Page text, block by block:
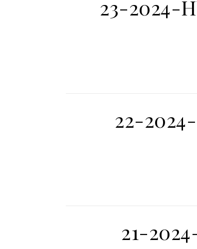
23-2024-
22-
21-